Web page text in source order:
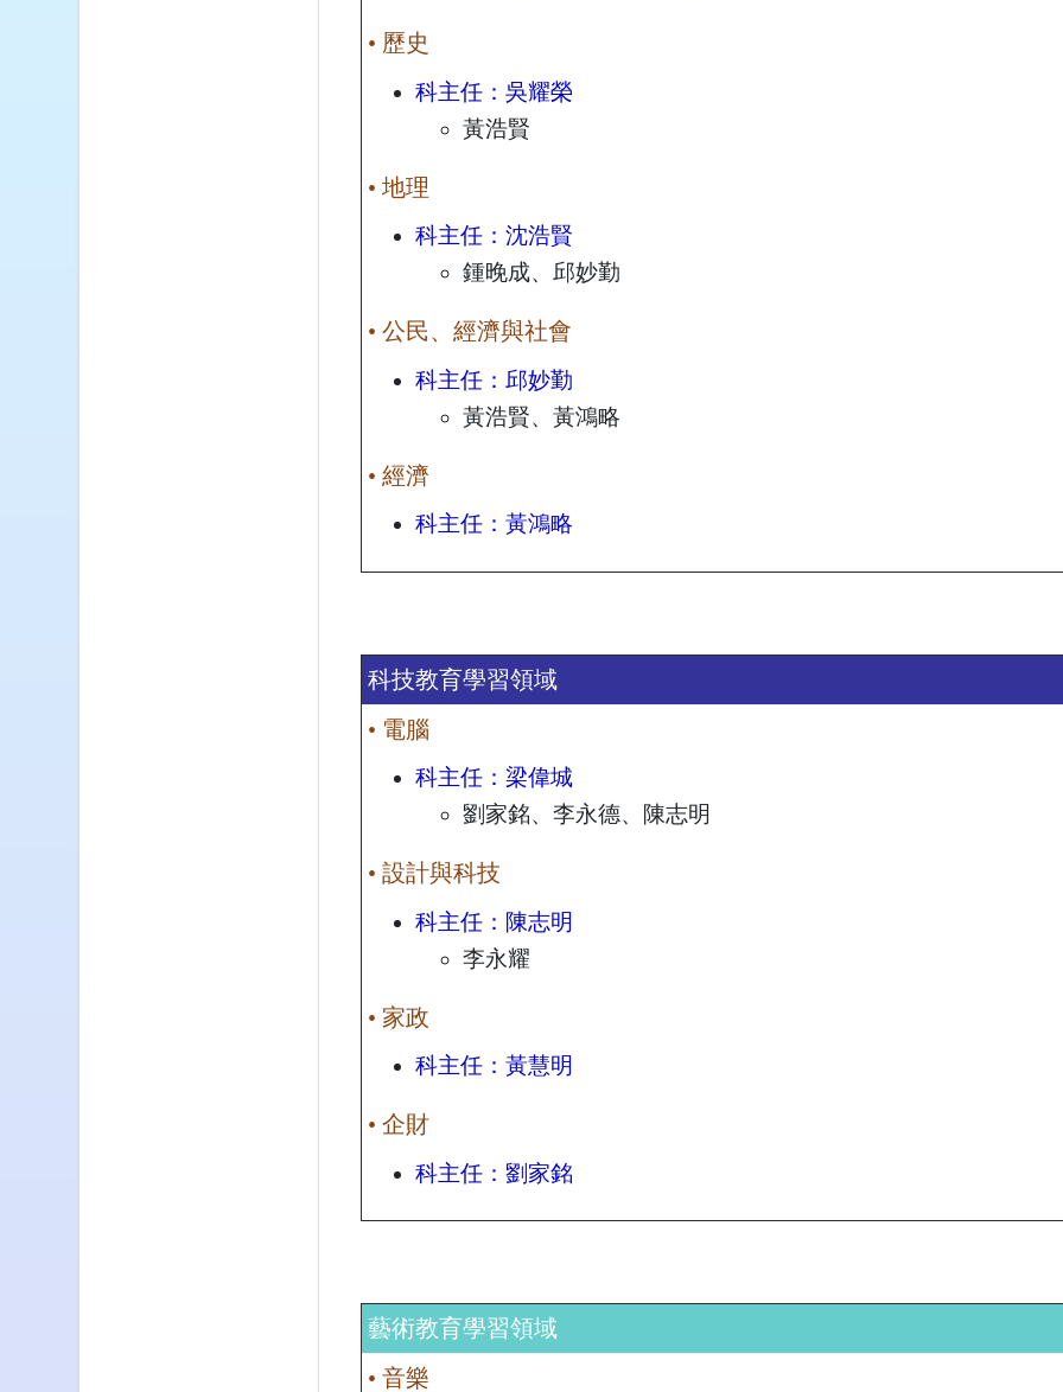
• 歷史
科主任：吳耀榮
黃浩賢
• 地理
科主任：沈浩賢
鍾晚成、邱妙勤
• 公民、經濟與社會
科主任：邱妙勤
黃浩賢、黃鴻略
• 經濟
科主任：黃鴻略
科技教育學習領域
• 電腦
科主任：梁偉城
劉家銘、李永德、陳志明
• 設計與科技
科主任：陳志明
李永耀
• 家政
科主任：黃慧明
• 企財
科主任：劉家銘
藝術教育學習領域
• 音樂